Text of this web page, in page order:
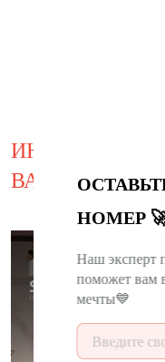
НОМЕР
Наш эксперт
поможет вам
мечты💙
ВАС
0
ДЕНЬ